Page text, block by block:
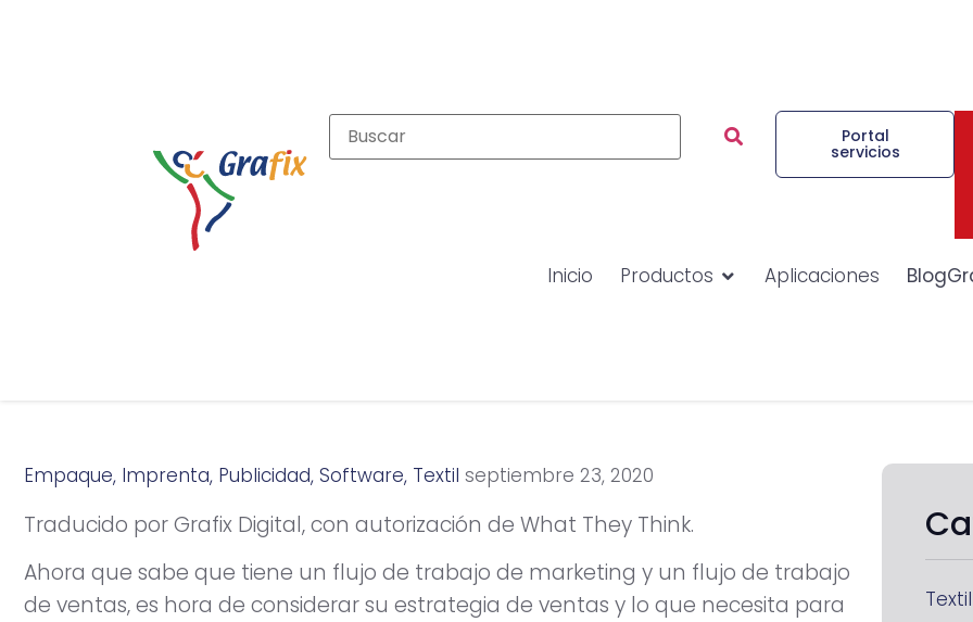
Portal
servicios
Inicio Productos Aplicaciones
Empaque, Imprenta, Publicidad, Software, Textil
Traducido por Grafix Digital, con autorización de What They Think.
Ahora que sabe que tiene un flujo de trabajo de marketing y un flujo de trabajo
de ventas, es hora de considerar su estrategia de ventas y lo que necesita para
Textil